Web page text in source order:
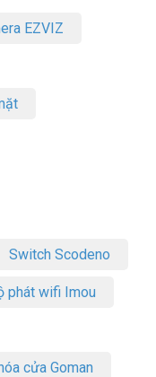
EZVIZ
Switch Scodeno
phát wifi Imou
cửa Goman